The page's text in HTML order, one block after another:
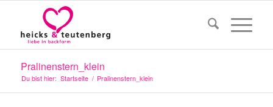
Pralinenstern_klein
Du bist hier: Startseite / Pralinenstern_klein